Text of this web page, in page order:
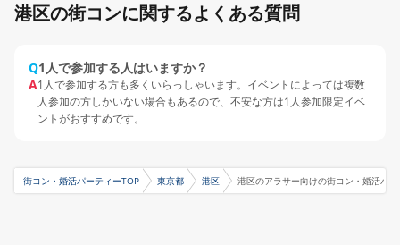
港区の街コンに関するよくある質問
Q1人で参加する人はいますか？
A1人で参加する方も多くいらっしゃいます。イベントによっては複数
人参加の方しかいない場合もあるので、不安な方は1人参加限定イベ
ントがおすすめです。
街コン・婚活パーティーTOP 東京都 港区 港区のアラサー向けの街コン・婚活パ